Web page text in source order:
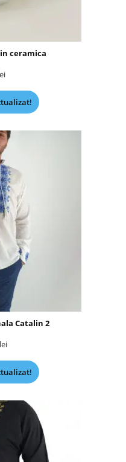
ceramica
Catalin 2
lei